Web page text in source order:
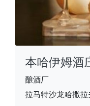
本哈伊姆酒
酿酒厂
拉马特沙龙哈撒